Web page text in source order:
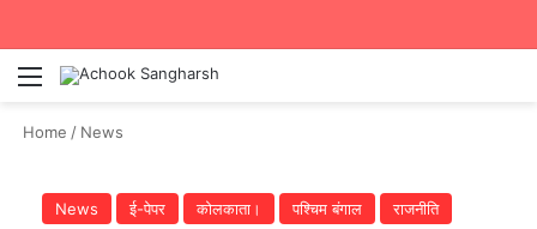
Menu
Home / News
News ई-पेपर कोलकाता। पश्चिम बंगाल राजनीति